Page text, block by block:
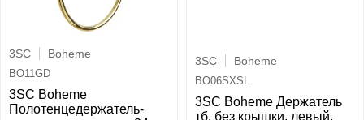
3SC Boheme
BO11GD
3SC Boheme
Полотенцедержатель-
3SC Boheme
BO06SXSL
3SC Boheme Держатель
тб, без крышки, левый,